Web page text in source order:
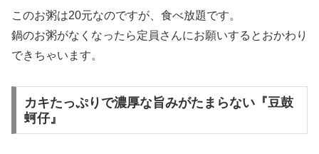
このお粥は20元なのですが、食べ放題です。
鍋のお粥がなくなったら定員さんにお願いするとおかわり
できちゃいます。
カキたっぷりで濃厚な旨みがたまらない『豆鼓
蚵仔』